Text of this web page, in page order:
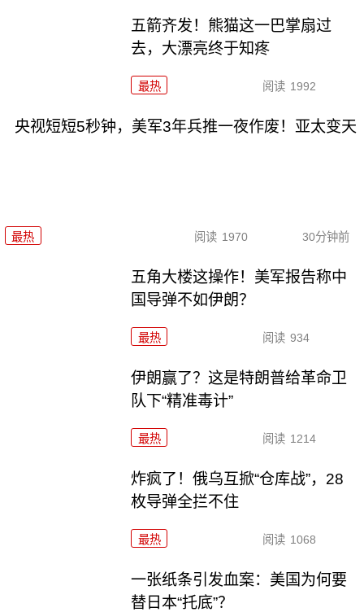
五箭齐发！熊猫这一巴掌扇过
去，大漂亮终于知疼
最热 阅读 1992
央视短短5秒钟，美军3年兵推一夜作废！亚太变天
最热 阅读 1970 30分钟前
五角大楼这操作！美军报告称中
国导弹不如伊朗？
最热 阅读 934
伊朗赢了？这是特朗普给革命卫
队下“精准毒计”
最热 阅读 1214
炸疯了！俄乌互掀“仓库战”，28
枚导弹全拦不住
最热 阅读 1068
一张纸条引发血案：美国为何要
替日本“托底”？